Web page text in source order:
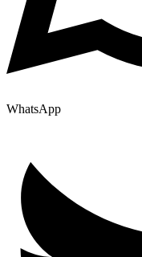
WhatsApp